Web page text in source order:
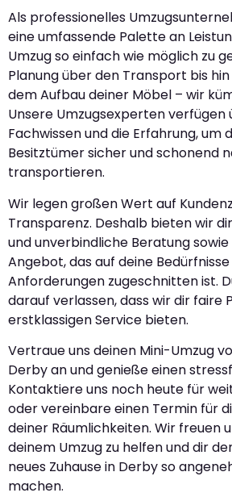
Als professionelles
eine umfassende Palette an
Umzug so einfach wie möglich zu
Planung über den Transport bis
dem Aufbau deiner Möbel – wir
Unsere Umzugsexperten verfügen
Fachwissen und die Erfahrung, um
Besitztümer sicher und schonend
transportieren.
Wir legen großen Wert auf
Transparenz. Deshalb bieten wir
und unverbindliche Beratung sowie
Angebot, das auf deine
Anforderungen zugeschnitten ist.
darauf verlassen, dass wir dir faire
erstklassigen Service bieten.
Vertraue uns deinen Mini-Umzug
Derby an und genieße einen
Kontaktiere uns noch heute für
oder vereinbare einen Termin für
deiner Räumlichkeiten. Wir freuen
deinem Umzug zu helfen und dir
neues Zuhause in Derby so
machen.